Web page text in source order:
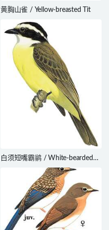
黄胸山雀 / Yellow-breasted Tit
白须短嘴霸鹟 / White-bearded
Flycatcher / Phelpsia inornata